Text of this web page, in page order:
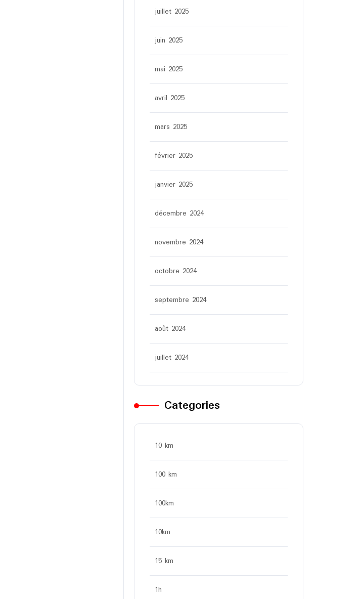
juillet 2025
juin 2025
mai 2025
avril 2025
mars 2025
février 2025
janvier 2025
décembre 2024
novembre 2024
octobre 2024
septembre 2024
août 2024
juillet 2024
Categories
10 km
100 km
100km
10km
15 km
1h